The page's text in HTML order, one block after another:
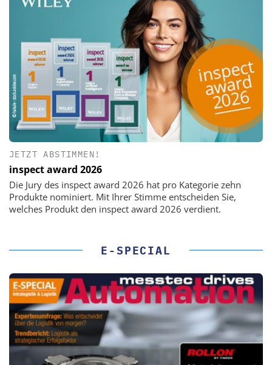
JETZT ABSTIMMEN!
inspect award 2026
Die Jury des inspect award 2026 hat pro Kategorie zehn
Produkte nominiert. Mit Ihrer Stimme entscheiden Sie,
welches Produkt den inspect award 2026 verdient.
E-SPECIAL